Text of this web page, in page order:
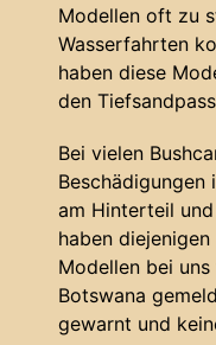
Modellen oft zu
Wasserfahrten
haben diese
den
Bei vielen
Beschädigungen
am Hinterteil
haben
Modellen bei
Botswana
gewarnt und